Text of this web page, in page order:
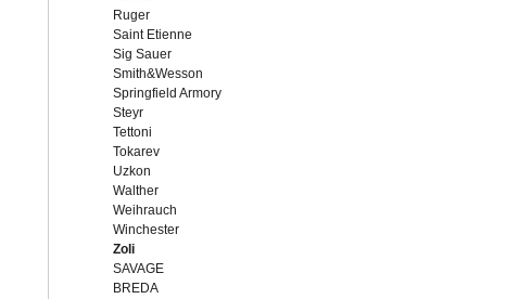
Ruger
Saint Etienne
Sig Sauer
Smith&Wesson
Springfield Armory
Steyr
Tettoni
Tokarev
Uzkon
Walther
Weihrauch
Winchester
Zoli
SAVAGE
BREDA